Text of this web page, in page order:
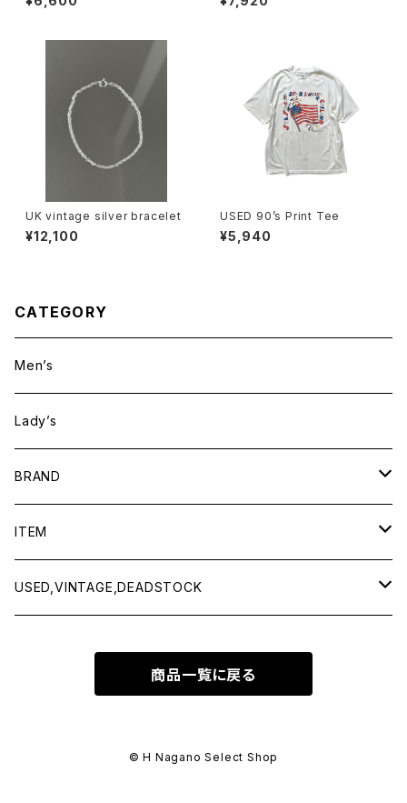
UK vintage silver bracelet
¥12,100
USED 90’s Print Tee
¥5,940
CATEGORY
Men’s
Lady’s
BRAND
BAICYCLON by bagjack
Baserange
ITEM
Men
USED,VINTAGE,DEADSTOCK
商品一覧に戻る
© H Nagano Select Shop